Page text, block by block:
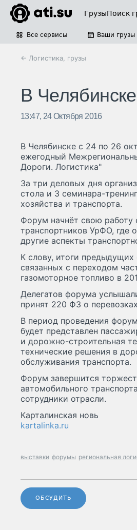
ГрузыПоиск
Все сервисы Ваши грузы
← Логистика, грузы
В
13:47, 24 Октября 2016
В Челябинске с 24 по 26
ежегодный
Дороги. Логистика"
За три деловых дня
стола и 3 семинара-
хозяйства и транспорта.
Форум начнёт свою работу
транспортников УрФО, где
другие аспекты
К слову, итоги
связанных с переходом
газомоторное топливо в
Делегатов форума
принят 220 ФЗ о
В период проведения
будет представлен
и дорожно-строительная
технические решения в
обслуживания транспорта.
Форум завершится
автомобильного
сотрудники отрасли.
Карталинская новь
kartalinka.ru
выставки форумы региональная
ОБСУДИТЬ